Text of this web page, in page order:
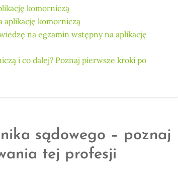
komorniczą
aplikację komorniczą
na egzamin wstępny na aplikację
i co dalej? Poznaj pierwsze kroki po
sądowego – poznaj
tej profesji